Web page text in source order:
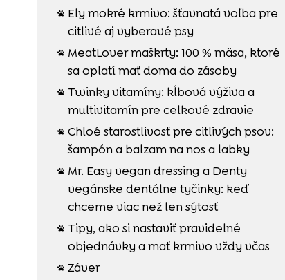

Ely mokré krmivo: šťavnatá voľba pre
citlivé aj vyberavé psy

MeatLover maškrty: 100 % mäsa, ktoré
sa oplatí mať doma do zásoby

Twinky vitamíny: kĺbová výživa a
multivitamín pre celkové zdravie
 Chloé starostlivosť pre citlivých psov:
šampón a balzam na nos a labky

Mr. Easy vegan dressing a Denty
vegánske dentálne tyčinky: keď
chceme viac než len sýtosť

Tipy, ako si nastaviť pravidelné
objednávky a mať krmivo vždy včas
 Záver